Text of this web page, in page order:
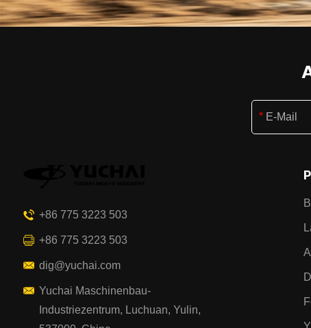
+86 775 3223 503
+86 775 3223 503
dig@yuchai.com
Yuchai Maschinenbau-
Industriezentrum, Luchuan, Yulin,